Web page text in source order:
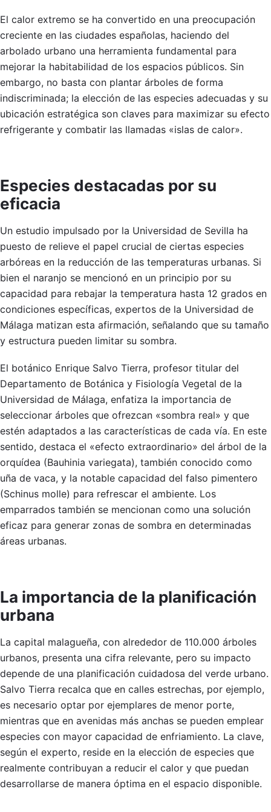
El calor extremo se ha convertido en una preocupación
creciente en las ciudades españolas, haciendo del
arbolado urbano una herramienta fundamental para
mejorar la habitabilidad de los espacios públicos. Sin
embargo, no basta con plantar árboles de forma
indiscriminada; la elección de las especies adecuadas y su
ubicación estratégica son claves para maximizar su efecto
refrigerante y combatir las llamadas «islas de calor».
Especies destacadas por su
eficacia
Un estudio impulsado por la Universidad de Sevilla ha
puesto de relieve el papel crucial de ciertas especies
arbóreas en la reducción de las temperaturas urbanas. Si
bien el naranjo se mencionó en un principio por su
capacidad para rebajar la temperatura hasta 12 grados en
condiciones específicas, expertos de la Universidad de
Málaga matizan esta afirmación, señalando que su tamaño
y estructura pueden limitar su sombra.
El botánico Enrique Salvo Tierra, profesor titular del
Departamento de Botánica y Fisiología Vegetal de la
Universidad de Málaga, enfatiza la importancia de
seleccionar árboles que ofrezcan «sombra real» y que
estén adaptados a las características de cada vía. En este
sentido, destaca el «efecto extraordinario» del árbol de la
orquídea (Bauhinia variegata), también conocido como
uña de vaca, y la notable capacidad del falso pimentero
(Schinus molle) para refrescar el ambiente. Los
emparrados también se mencionan como una solución
eficaz para generar zonas de sombra en determinadas
áreas urbanas.
La importancia de la planificación
urbana
La capital malagueña, con alrededor de 110.000 árboles
urbanos, presenta una cifra relevante, pero su impacto
depende de una planificación cuidadosa del verde urbano.
Salvo Tierra recalca que en calles estrechas, por ejemplo,
es necesario optar por ejemplares de menor porte,
mientras que en avenidas más anchas se pueden emplear
especies con mayor capacidad de enfriamiento. La clave,
según el experto, reside en la elección de especies que
realmente contribuyan a reducir el calor y que puedan
desarrollarse de manera óptima en el espacio disponible.